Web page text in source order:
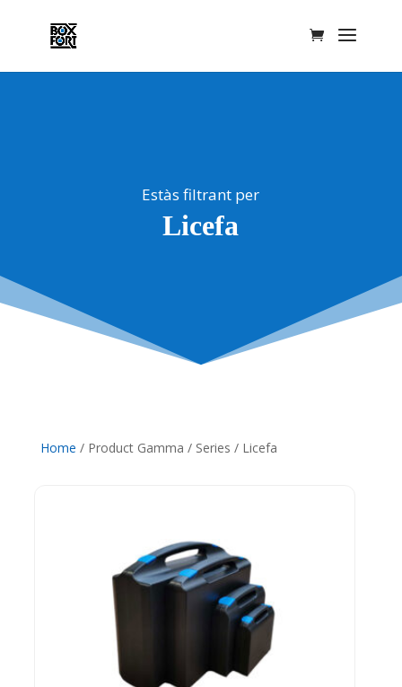
Estàs filtrant per
Licefa
Home / Product Gamma / Series / Licefa